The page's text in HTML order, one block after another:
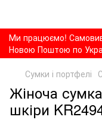
Ми працюємо!
Новою Поштою по
Сумки і портфелі
Жіноча
шкіри